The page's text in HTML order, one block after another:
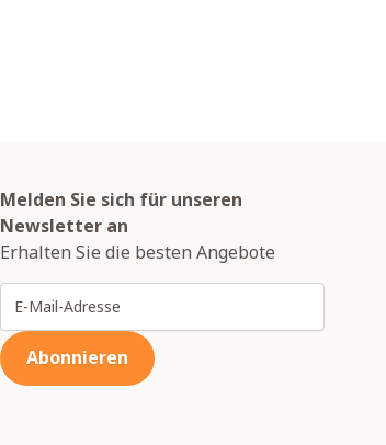
Melden Sie sich für unseren
Newsletter an
Erhalten Sie die besten Angebote
E-Mailadresse
Abonnieren